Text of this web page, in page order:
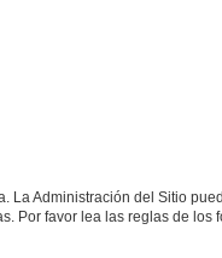
La Administración del Sitio
Por favor lea las reglas de los